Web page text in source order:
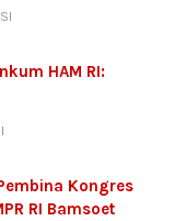
HAM RI:
Kongres
RI Bamsoet